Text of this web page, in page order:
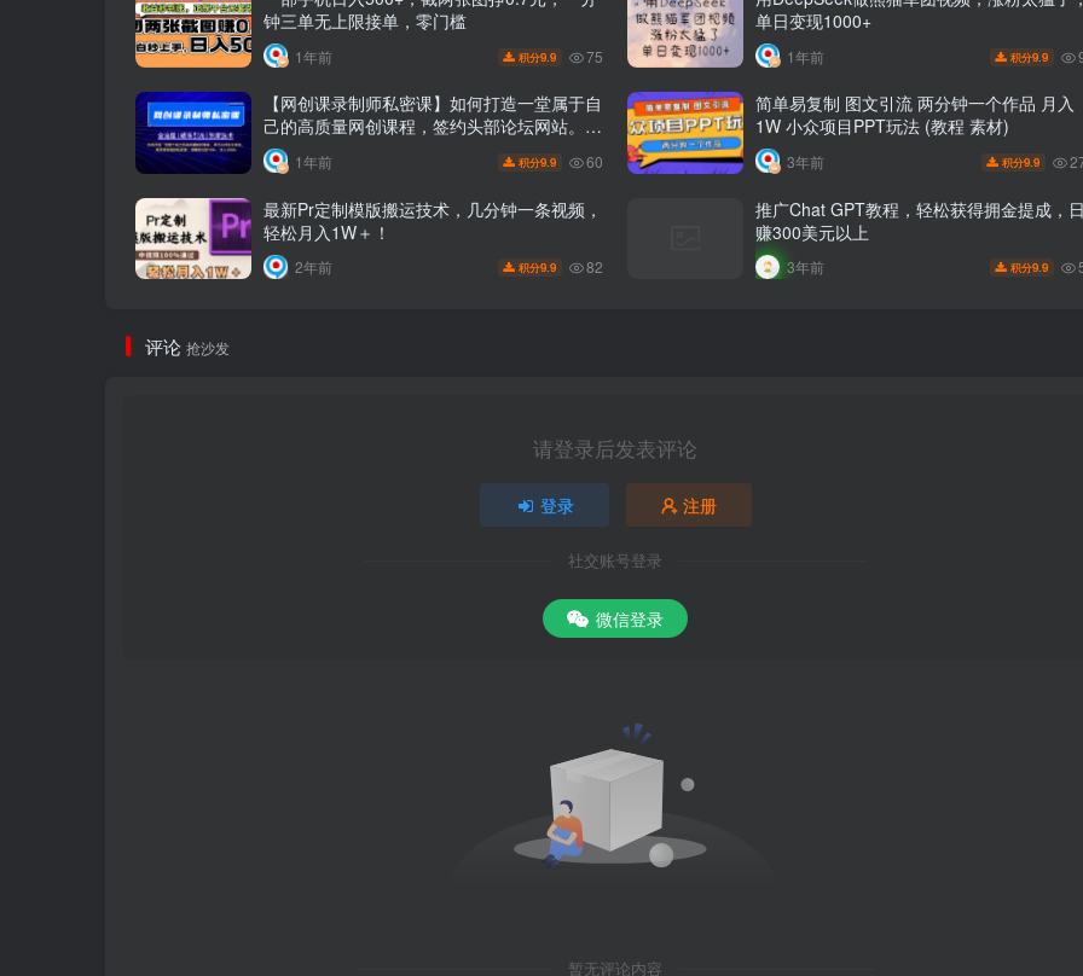
钟三单无上限接单，零门槛
1年前 积分9.9 75
单日变现1000+
1年前 积分9.9
【网创课录制师私密课】如何打造一堂属于自
己的高质量网创课程，签约头部论坛网站。网
创课录制师私密课，日精准引流100+，日入
3000+1年前 积分9.9 60
简单易复制 图文引流 两分钟一个作品 月入
1W 小众项目PPT玩法 (教程 素材)
3年前 积分9.9
最新Pr定制模版搬运技术，几分钟一条视频，
轻松月入1W＋！
2年前 积分9.9 82
推广Chat GPT教程，轻松获得拥金提成，日
赚300美元以上
3年前 积分9.9
评论 抢沙发
请登录后发表评论
登录 注册
社交账号登录
微信登录
暂无评论内容